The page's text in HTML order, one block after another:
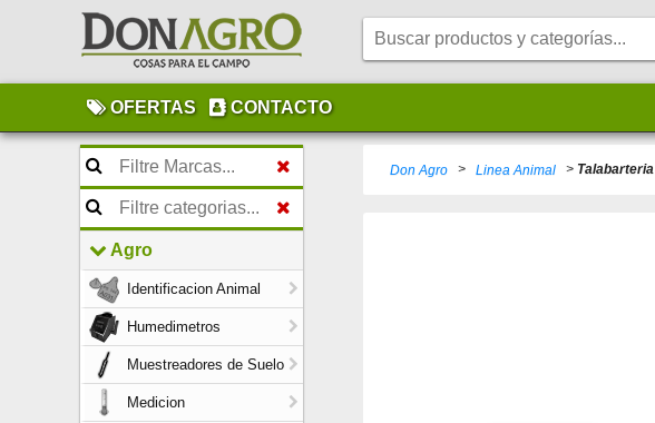
OFERTAS CONTACTO
Agro
Identificacion Animal
Humedimetros
Muestreadores de Suelo
Medicion
Don Agro > Linea Animal > Talabarteria